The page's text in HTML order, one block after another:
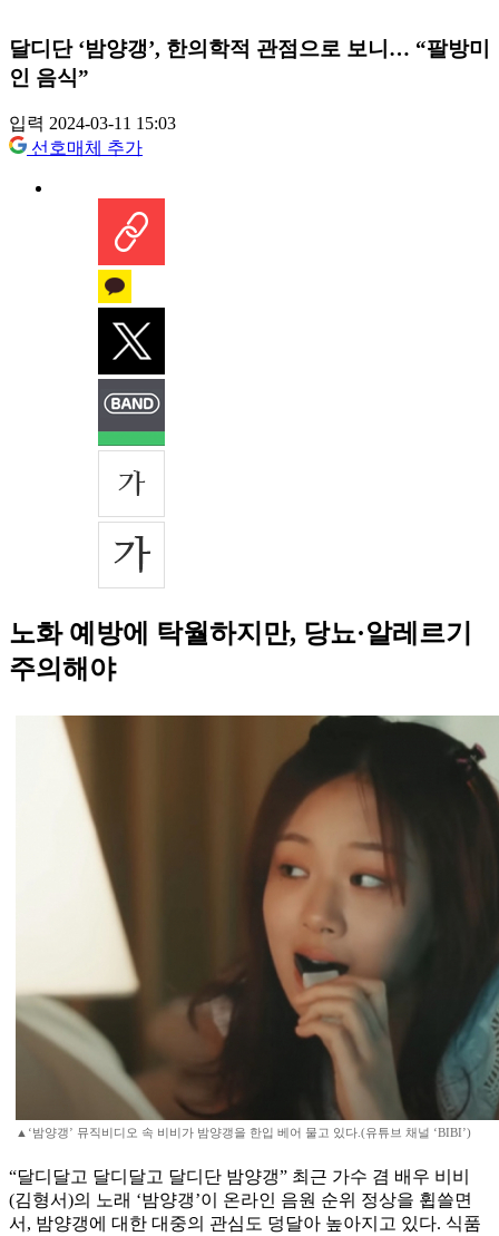
달디단 ‘밤양갱’, 한의학적 관점으로 보니… “팔방미
인 음식”
입력 2024-03-11 15:03
선호매체 추가
노화 예방에 탁월하지만, 당뇨·알레르기
주의해야
▲‘밤양갱’ 뮤직비디오 속 비비가 밤양갱을 한입 베어 물고 있다.(유튜브 채널 ‘BIBI’)
“달디달고 달디달고 달디단 밤양갱” 최근 가수 겸 배우 비비
(김형서)의 노래 ‘밤양갱’이 온라인 음원 순위 정상을 휩쓸면
서, 밤양갱에 대한 대중의 관심도 덩달아 높아지고 있다. 식품